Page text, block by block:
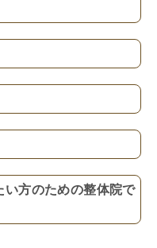
い方のための整体院で